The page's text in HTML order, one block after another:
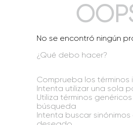
No se encontró ningún
¿Qué debo hacer?
Comprueba los términos
Intenta utilizar una sola
Utiliza términos
búsqueda
Intenta buscar sinónimos